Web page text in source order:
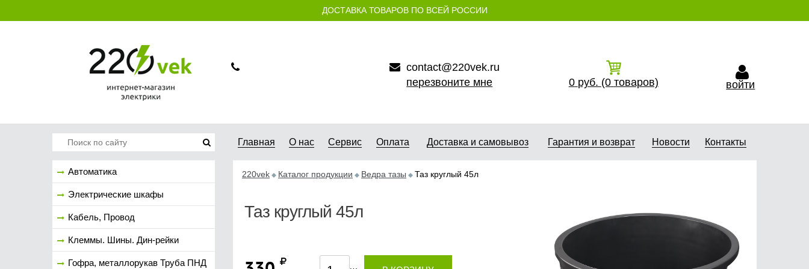
ДОСТАВКА ТОВАРОВ ПО ВСЕЙ РОССИИ
contact@220vek.ru
перезвоните мне
0 руб. (0 товаров) войти
Автоматика
Электрические шкафы
Кабель, Провод
Клеммы. Шины. Дин-рейки
Гофра, металлорукав Труба ПНД
Главная О нас Сервис Оплата Доставка и самовывоз Гарантия и возврат Новости Контакты
220vek Каталог продукции Ведра тазы Таз круглый 45л
Таз круглый 45л